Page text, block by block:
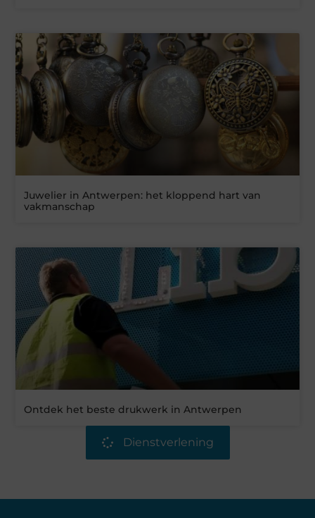
Juwelier in Antwerpen: het kloppend hart van
vakmanschap
Ontdek het beste drukwerk in Antwerpen
Dienstverlening